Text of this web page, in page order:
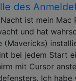
des
ist mein Mac
und hat
(Mavericks)
bei jedem Start
mit Cursor
Ich habe